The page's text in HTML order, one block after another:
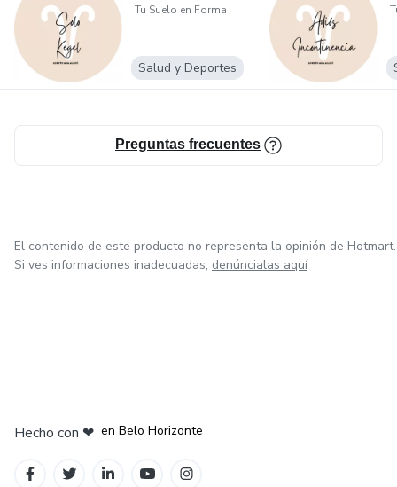
Tu Suelo en Forma
Salud y Deportes
Preguntas frecuentes
El contenido de este producto no representa la opinión de Hotmart.
Si ves informaciones inadecuadas, denúncialas aquí
Hecho con ❤ en Belo Horizonte